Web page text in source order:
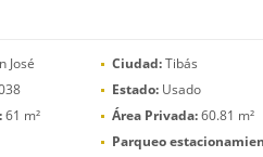
José Ciudad:Tibás
Estado: Usado
61 m² Área Privada:60.81 m²
Parqueo